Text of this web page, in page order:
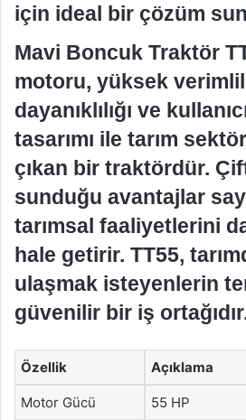
için ideal bir çözüm
Mavi Boncuk Traktör
motoru, yüksek
dayanıklılığı ve
tasarımı ile tarım
çıkan bir traktördür.
sunduğu avantajlar
tarımsal faaliyetlerini
hale getirir. TT55,
ulaşmak isteyenlerin
güvenilir bir iş
Özellik Açıklama
Motor Gücü 55 HP